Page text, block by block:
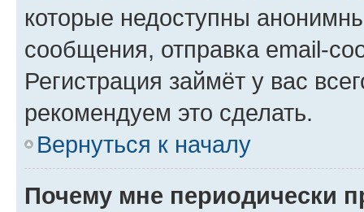
которые недоступны
сообщения, отправка email-
Регистрация займёт у вас
рекомендуем это сделать.
Вернуться к началу
Почему мне периодически